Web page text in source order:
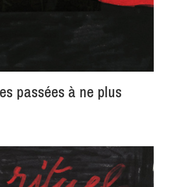
passées à ne plus